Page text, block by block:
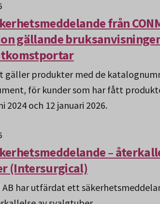
från
gällande
gäller produkter med de
för kunder som har fått
2024 och 12 januari 2026.
–
(Intersurgical)
har utfärdat ett